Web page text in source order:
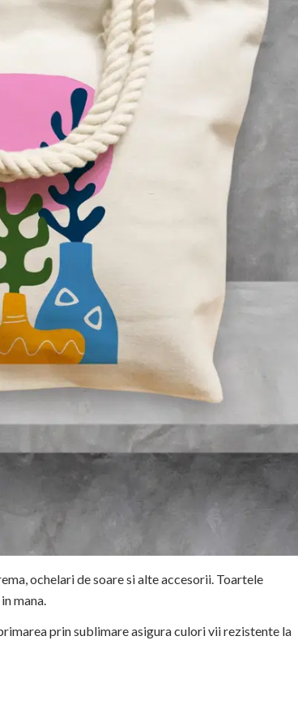
ochelari de soare si alte accesorii. Toartele
mana.
prin sublimare asigura culori vii rezistente la